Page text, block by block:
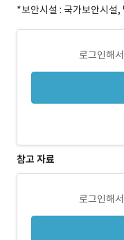
*보안시설 : 국가보안시설,
로그인해
참고 자료
로그인해